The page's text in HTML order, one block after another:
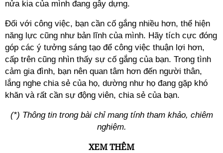
nửa kia của mình đang gây dựng.
Đối với công việc, bạn cần cố gắng nhiều hơn, thể hiện
năng lực cũng như bản lĩnh của mình. Hãy tích cực đóng
góp các ý tưởng sáng tạo để công việc thuận lợi hơn,
cấp trên cũng nhìn thấy sự cố gắng của bạn. Trong tình
cảm gia đình, bạn nên quan tâm hơn đến người thân,
lắng nghe chia sẻ của họ, dường như họ đang gặp khó
khăn và rất cần sự động viên, chia sẻ của bạn.
(*) Thông tin trong bài chỉ mang tính tham khảo, chiêm
nghiệm.
XEM THÊM